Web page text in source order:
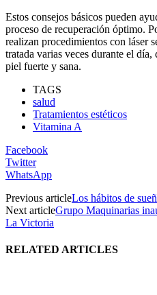
Estos consejos básicos pueden
proceso de recuperación óptimo.
realizan procedimientos con láser
tratada varias veces durante el día,
piel fuerte y sana.
TAGS
salud
Tratamientos estéticos
Vitamina A
Facebook
Twitter
WhatsApp
Previous articleLos hábitos de
Next articleGrupo Maquinarias
La Victoria
RELATED ARTICLES